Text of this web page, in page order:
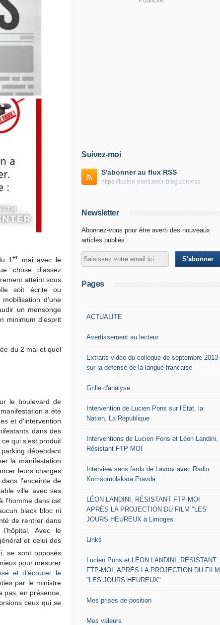
1er
mai avec le
chose d’assez
atteint sous
soit écrite ou
d’une
un mensonge
minimum d’esprit
du 2 mai et quel
le boulevard de
a été
et d’intervention
dans des
qui s’est produit
dépendant
la manifestation
leurs charges
l’enceinte de
ville avec ses
l’homme dans cet
black bloc ni
de rentrer dans
Avec le
et celui des
se sont opposés
pour mesurer
et d’écouter le
par le ministre
pas, en présence,
ceux qui se
Suivez-moi
S'abonner au flux RSS
https://lucien-pons.over-blog.com/rss
Newsletter
Abonnez-vous pour être averti des nouveaux
articles publiés.
Pages
ACTUALITE
Avertissement au lecteur
Extraits video du colloque de septembre 2013
sur la defense de la langue francaise
Grille d'analyse
Intervention de Lucien Pons sur l'Etat, la
Nation, La République
Interventions de Lucien Pons et Léon Landini,
Résistant FTP MOI
Interview sans fards de Lavrov avec Radio
Komsomolskaïa Pravda
LÉON LANDINI, RÉSISTANT FTP-MOI
APRÈS LA PROJECTION DU FILM "LES
JOURS HEUREUX à Limoges.
Links
Lucien Pons et LÉON LANDINI, RÉSISTANT
FTP-MOI, APRÈS LA PROJECTION DU FILM
"LES JOURS HEUREUX".
Mes prises de position
Mes valeurs